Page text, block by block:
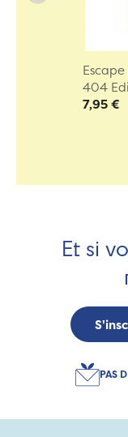
404
7,95 €
Et si
PAS